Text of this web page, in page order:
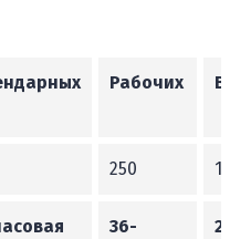
Рабочих
250
36-